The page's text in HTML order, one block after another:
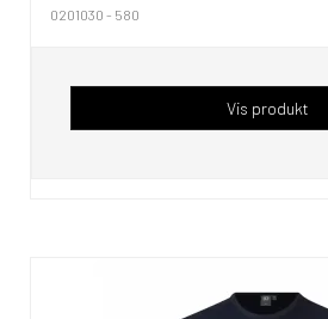
0201030 - 580
Vis produkt